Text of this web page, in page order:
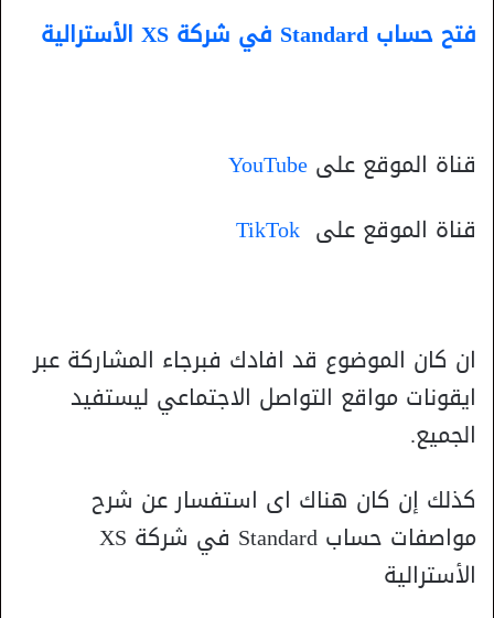
فتح حساب Standard في شركة XS الأسترالية
قناة الموقع على YouTube
قناة الموقع على TikTok
ان كان الموضوع قد افادك فبرجاء المشاركة عبر
ايقونات مواقع التواصل الاجتماعي ليستفيد
الجميع.
كذلك إن كان هناك اى استفسار عن شرح
مواصفات حساب Standard في شركة XS
الأسترالية